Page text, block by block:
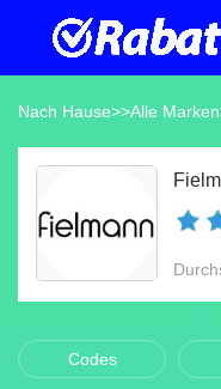
Nach Hause>>Alle Marken
Codes